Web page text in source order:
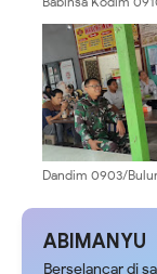
Provinsi Kaltara,
Kegiatan Berjalan
Lancar
‎Dandim 0903/
Masyarakat di
ABIMANYU
Berselancar di